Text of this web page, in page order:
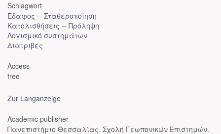
Schlagwort
Έδαφος -- Σταθεροποίηση
Κατολισθήσεις -- Πρόληψη
Λογισμικό συστημάτων
Διατριβές
Access
free
Zur Langanzeige
Academic publisher
Πανεπιστήμιο Θεσσαλίας. Σχολή Γεωπονικών Επιστημών.